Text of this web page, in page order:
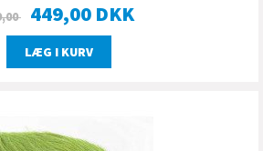
449,00 DKK
LÆG I KURV